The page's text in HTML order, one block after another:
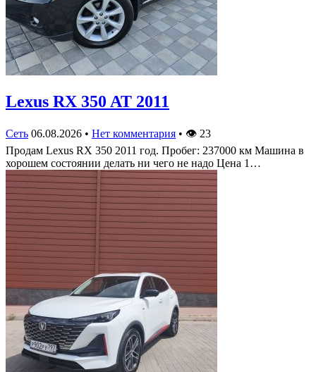
Lexus RX 350 AT 2011
Сеть 06.08.2026 • Нет комментария • 👁 23
Продам Lexus RX 350 2011 год. Пробег: 237000 км Машина в
хорошем состоянии делать ни чего не надо Цена 1…